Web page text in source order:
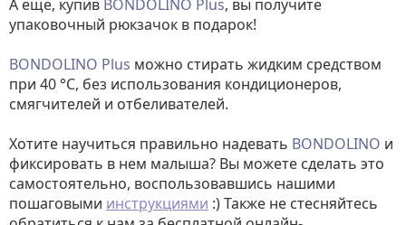
А ещё, купив BONDOLINO Plus, вы получите
упаковочный рюкзачок в подарок!
BONDOLINO Plus можно стирать жидким средством
при 40 °C, без использования кондиционеров,
смягчителей и отбеливателей.
Хотите научиться правильно надевать BONDOLINO и
фиксировать в нем малыша? Вы можете сделать это
самостоятельно, воспользовавшись нашими
пошаговыми инструкциями :) Также не стесняйтесь